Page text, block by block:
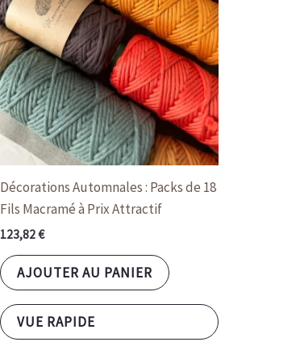
Décorations Automnales : Packs de 18
Fils Macramé à Prix Attractif
123,82€
AJOUTER AU PANIER
VUE RAPIDE